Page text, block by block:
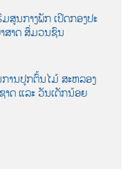
ສູນກາງພັກ ເປີດກອງປະ
ສາດ ສຶ່ມວນຊົນ
ານປູກຕົ້ນໄມ້ ສະຫລອງ
ດ ແລະ ວັນເດັກນ້ອຍ